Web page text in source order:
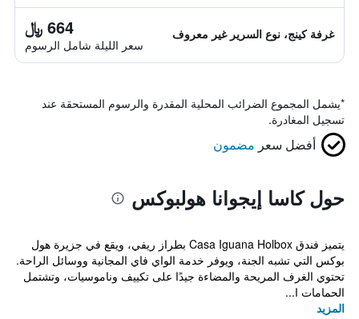
غرفة كينج، نوع السرير غير معروف 664 ﷼
سعر الليلة شامل الرسوم
*يشمل المجموع الضرائب المحلية المقدرة والرسوم المستحقة عند
تسجيل المغادرة.
أفضل سعر مضمون
حول كاسا إيجوانا هولبوكس
يتميز فندق Casa Iguana Holbox بطراز ريفي، ويقع في جزيرة هول
بوكس التي تشبه الجنة، ويوفر خدمة الواي فاي المجانية ووسائل الراحة.
تحتوي الغرف المريحة والمضاءة جيدًا على تكييف وناموسيات، وتشتمل
الحمامات ا...
المزيد